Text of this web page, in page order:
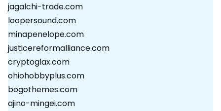
jagalchi-trade.com
loopersound.com
minapenelope.com
justicereformalliance.com
cryptoglax.com
ohiohobbyplus.com
bogothemes.com
ajino-mingei.com